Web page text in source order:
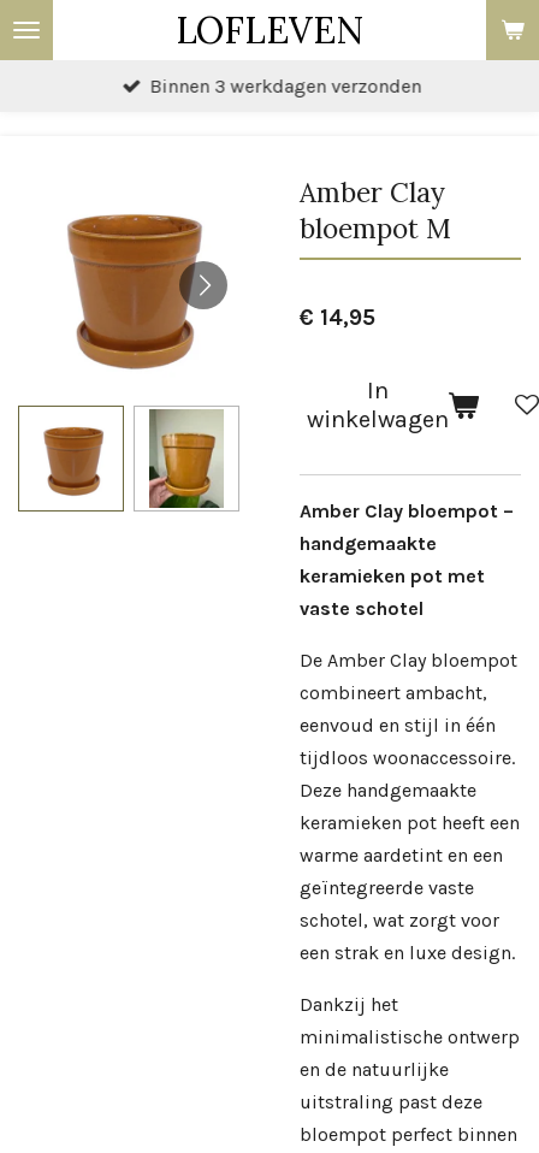
Ga
direct
LOFLEVEN
Binnen 3 werkdagen verzonden
Amber Clay
bloempot M
€ 14,95
In
winkelwagen
Amber Clay bloempot –
handgemaakte
keramieken pot met
vaste schotel
De Amber Clay bloempot
combineert ambacht,
eenvoud en stijl in één
tijdloos woonaccessoire.
Deze handgemaakte
keramieken pot heeft een
warme aardetint en een
geïntegreerde vaste
schotel, wat zorgt voor
een strak en luxe design.
Dankzij het
minimalistische ontwerp
en de natuurlijke
uitstraling past deze
bloempot perfect binnen